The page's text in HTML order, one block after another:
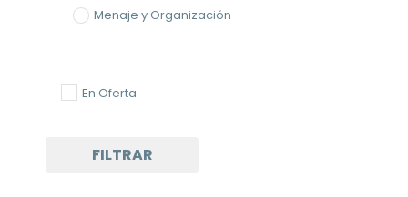
Menaje y Organización
En Oferta
FILTRAR